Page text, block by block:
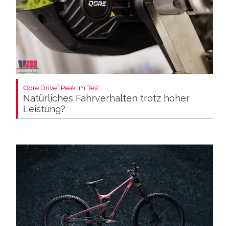
Qore Drive³ Peak im Test:
Natürliches Fahrverhalten trotz hoher
Leistung?